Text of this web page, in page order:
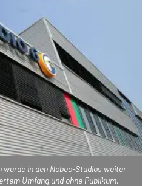
wurde in den Nobeo-Studios weiter
Umfang und ohne Publikum.